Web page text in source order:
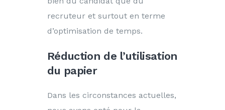
recruteur et surtout en terme
d’optimisation de temps.
Réduction de l’utilisation
du papier
Dans les circonstances actuelles,